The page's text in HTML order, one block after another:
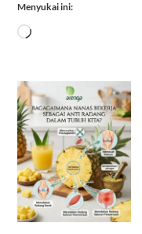
Menyukai ini:
Memuat...